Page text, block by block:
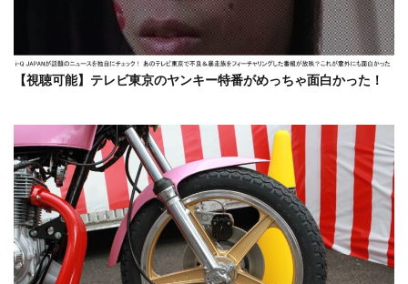
【視聴可能】テレビ東京のヤンキー特番がめっちゃ面白かった！